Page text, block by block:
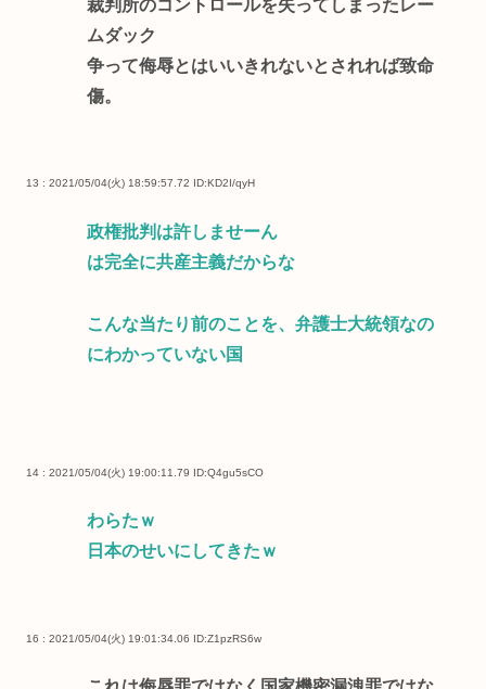
裁判所のコントロールを失ってしまったレー
ムダック
争って侮辱とはいいきれないとされれば致命
傷。
13 : 2021/05/04(火) 18:59:57.72 ID:KD2I/qyH
政権批判は許しませーん
は完全に共産主義だからな
こんな当たり前のことを、弁護士大統領なの
にわかっていない国
14 : 2021/05/04(火) 19:00:11.79 ID:Q4gu5sCO
わらたｗ
日本のせいにしてきたｗ
16 : 2021/05/04(火) 19:01:34.06 ID:Z1pzRS6w